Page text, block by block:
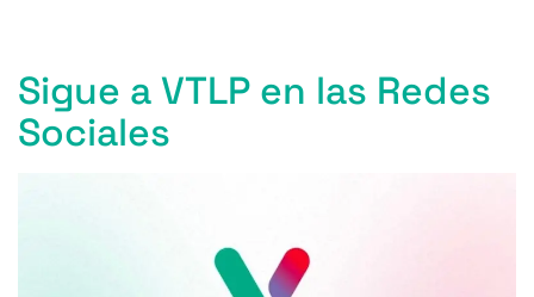
Sigue a VTLP en las Redes
Sociales